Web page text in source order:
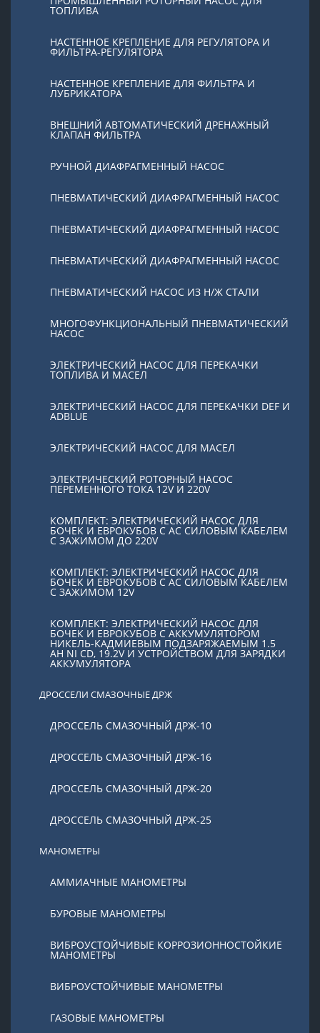
ТОПЛИВА
НАСТЕННОЕ КРЕПЛЕНИЕ ДЛЯ РЕГУЛЯТОРА И
ФИЛЬТРА-РЕГУЛЯТОРА
НАСТЕННОЕ КРЕПЛЕНИЕ ДЛЯ ФИЛЬТРА И
ЛУБРИКАТОРА
ВНЕШНИЙ АВТОМАТИЧЕСКИЙ ДРЕНАЖНЫЙ
КЛАПАН ФИЛЬТРА
РУЧНОЙ ДИАФРАГМЕННЫЙ НАСОС
ПНЕВМАТИЧЕСКИЙ ДИАФРАГМЕННЫЙ НАСОС
ПНЕВМАТИЧЕСКИЙ ДИАФРАГМЕННЫЙ НАСОС
ПНЕВМАТИЧЕСКИЙ ДИАФРАГМЕННЫЙ НАСОС
ПНЕВМАТИЧЕСКИЙ НАСОС ИЗ Н/Ж СТАЛИ
МНОГОФУНКЦИОНАЛЬНЫЙ ПНЕВМАТИЧЕСКИЙ
НАСОС
ЭЛЕКТРИЧЕСКИЙ НАСОС ДЛЯ ПЕРЕКАЧКИ
ТОПЛИВА И МАСЕЛ
ЭЛЕКТРИЧЕСКИЙ НАСОС ДЛЯ ПЕРЕКАЧКИ DEF И
ADBLUE
ЭЛЕКТРИЧЕСКИЙ НАСОС ДЛЯ МАСЕЛ
ЭЛЕКТРИЧЕСКИЙ РОТОРНЫЙ НАСОС
ПЕРЕМЕННОГО ТОКА 12V И 220V
КОМПЛЕКТ: ЭЛЕКТРИЧЕСКИЙ НАСОС ДЛЯ
БОЧЕК И ЕВРОКУБОВ С AC СИЛОВЫМ КАБЕЛЕМ
С ЗАЖИМОМ ДО 220V
КОМПЛЕКТ: ЭЛЕКТРИЧЕСКИЙ НАСОС ДЛЯ
БОЧЕК И ЕВРОКУБОВ С AC СИЛОВЫМ КАБЕЛЕМ
С ЗАЖИМОМ 12V
КОМПЛЕКТ: ЭЛЕКТРИЧЕСКИЙ НАСОС ДЛЯ
БОЧЕК И ЕВРОКУБОВ С АККУМУЛЯТОРОМ
НИКЕЛЬ-КАДМИЕВЫМ ПОДЗАРЯЖАЕМЫМ 1.5
AH NI CD, 19.2V И УСТРОЙСТВОМ ДЛЯ ЗАРЯДКИ
АККУМУЛЯТОРА
ДРОССЕЛИ СМАЗОЧНЫЕ ДРЖ
ДРОССЕЛЬ СМАЗОЧНЫЙ ДРЖ-10
ДРОССЕЛЬ СМАЗОЧНЫЙ ДРЖ-16
ДРОССЕЛЬ СМАЗОЧНЫЙ ДРЖ-20
ДРОССЕЛЬ СМАЗОЧНЫЙ ДРЖ-25
МАНОМЕТРЫ
АММИАЧНЫЕ МАНОМЕТРЫ
БУРОВЫЕ МАНОМЕТРЫ
ВИБРОУСТОЙЧИВЫЕ КОРРОЗИОННОСТОЙКИЕ
МАНОМЕТРЫ
ВИБРОУСТОЙЧИВЫЕ МАНОМЕТРЫ
ГАЗОВЫЕ МАНОМЕТРЫ